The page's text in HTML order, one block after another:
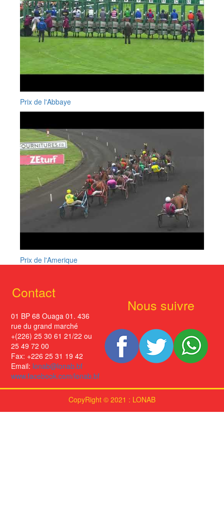
Prix de l'Abbaye
Prix de l'Amerique
Contact
01 BP 68 Ouaga 01. 436
rue du grand marché
+(226) 25 30 61 21/22 ou
25 49 72 00
Fax: +226 25 31 19 42
Email: lonab@lonab.bf
www.facebook.com/lonab.bf
Nous suivre
CopyRight © 2021 : LONAB